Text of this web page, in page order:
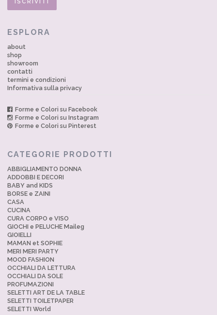
ESPLORA
about
shop
showroom
contatti
termini e condizioni
Informativa sulla privacy
Forme e Colori su Facebook
Forme e Colori su Instagram
Forme e Colori su Pinterest
CATEGORIE PRODOTTI
ABBIGLIAMENTO DONNA
ADDOBBI E DECORI
BABY and KIDS
BORSE e ZAINI
CASA
CUCINA
CURA CORPO e VISO
GIOCHI e PELUCHE Maileg
GIOIELLI
MAMAN et SOPHIE
MERI MERI PARTY
MOOD FASHION
OCCHIALI DA LETTURA
OCCHIALI DA SOLE
PROFUMAZIONI
SELETTI ART DE LA TABLE
SELETTI TOILETPAPER
SELETTI World